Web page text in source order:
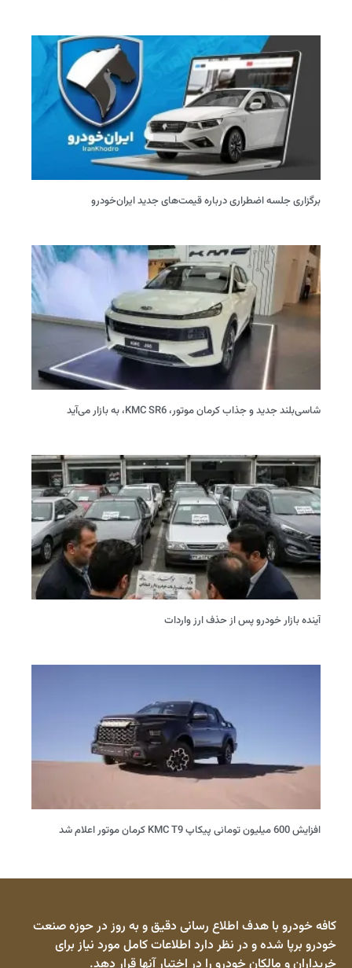
برگزاری جلسه اضطراری درباره قیمت‌های جدید ایران‌خودرو
شاسی‌بلند جدید و جذاب کرمان موتور، KMC SR6، به بازار می‌آید
آینده بازار خودرو پس از حذف ارز واردات
افزایش 600 میلیون تومانی پیکاپ KMC T9 کرمان موتور اعلام شد
کافه خودرو با هدف اطلاع رسانی دقیق و به روز در حوزه صنعت
خودرو برپا شده و در نظر دارد اطلاعات کامل مورد نیاز برای